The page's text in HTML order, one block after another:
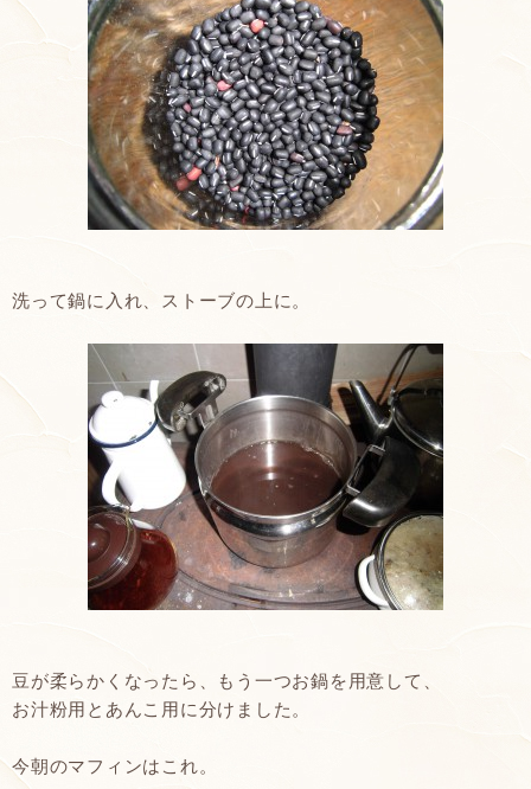
洗って鍋に入れ、ストーブの上に。
豆が柔らかくなったら、もう一つお鍋を用意して、
お汁粉用とあんこ用に分けました。
今朝のマフィンはこれ。